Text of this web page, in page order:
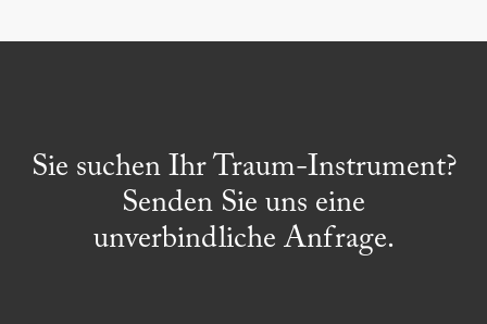
Sie suchen Ihr Traum-Instrument?
Senden Sie uns eine
unverbindliche Anfrage.